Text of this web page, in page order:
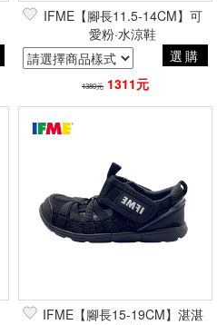
IFME【腳長11.5-14CM】可
愛粉·水涼鞋
選購
1380元 1311元
IFME【腳長15-19CM】湛湛